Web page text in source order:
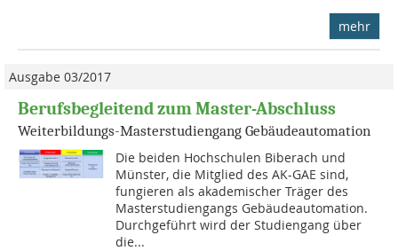
mehr
Ausgabe 03/2017
Berufsbegleitend zum Master-Abschluss
Weiterbildungs-Masterstudiengang Gebäudeautomation
Die beiden Hochschulen Biberach und
Münster, die Mitglied des AK-GAE sind,
fungieren als akademischer Träger des
Masterstudiengangs Gebäudeautomation.
Durchgeführt wird der Studiengang über
die...